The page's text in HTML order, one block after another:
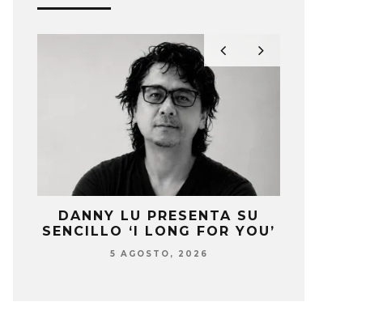
DANNY LU PRESENTA SU
SENCILLO ‘I LONG FOR YOU’
5 AGOSTO, 2026